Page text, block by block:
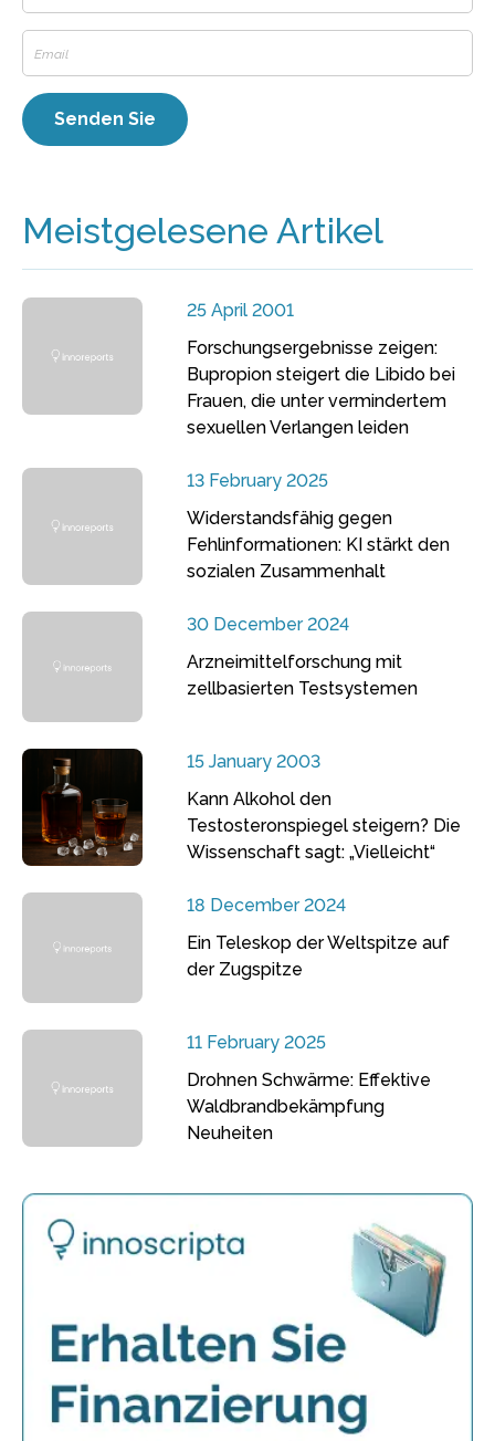
Meistgelesene Artikel
25 April 2001
Forschungsergebnisse zeigen:
Bupropion steigert die Libido bei
Frauen, die unter vermindertem
sexuellen Verlangen leiden
13 February 2025
Widerstandsfähig gegen
Fehlinformationen: KI stärkt den
sozialen Zusammenhalt
30 December 2024
Arzneimittelforschung mit
zellbasierten Testsystemen
15 January 2003
Kann Alkohol den
Testosteronspiegel steigern? Die
Wissenschaft sagt: „Vielleicht“
18 December 2024
Ein Teleskop der Weltspitze auf
der Zugspitze
11 February 2025
Drohnen Schwärme: Effektive
Waldbrandbekämpfung
Neuheiten